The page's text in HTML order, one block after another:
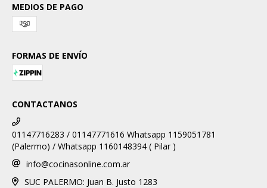
MEDIOS DE PAGO
FORMAS DE ENVÍO
CONTACTANOS
01147716283 / 01147771616 Whatsapp 1159051781
(Palermo) / Whatsapp 1160148394 ( Pilar )
info@cocinasonline.com.ar
SUC PALERMO: Juan B. Justo 1283